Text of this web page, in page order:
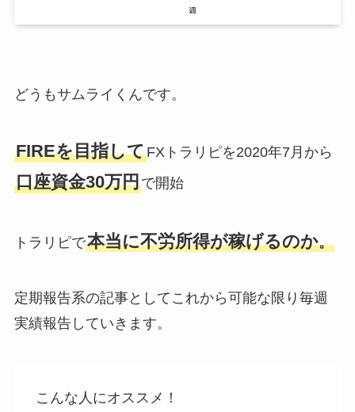
どうもサムライくんです。
FIREを目指してFXトラリピを2020年7月から
口座資金30万円で開始
トラリピで本当に不労所得が稼げるのか。
定期報告系の記事としてこれから可能な限り毎週
実績報告していきます。
こんな人にオススメ！